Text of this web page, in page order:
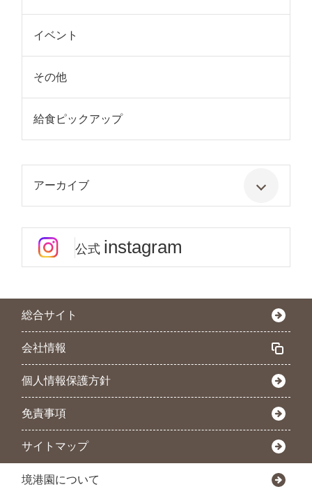
イベント
その他
給食ピックアップ
アーカイブ
公式 instagram
総合サイト
会社情報
個人情報保護方針
免責事項
サイトマップ
境港園について